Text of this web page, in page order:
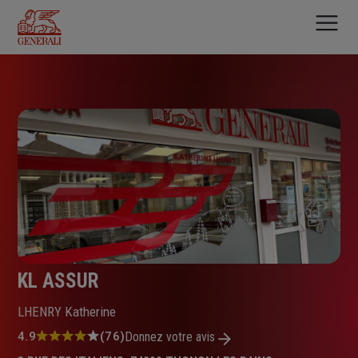
contenu
principal
KL ASSUR
LHENRY Katherine
Note
4.9 (76)Donnez votre avis